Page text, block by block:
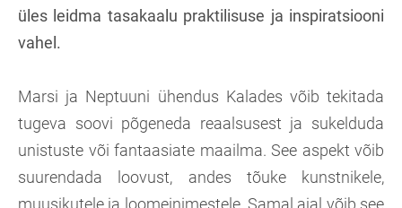
üles leidma tasakaalu praktilisuse ja inspiratsiooni
vahel.
Marsi ja Neptuuni ühendus Kalades võib tekitada
tugeva soovi põgeneda reaalsusest ja sukelduda
unistuste või fantaasiate maailma. See aspekt võib
suurendada loovust, andes tõuke kunstnikele,
muusikutele ja loomeinimestele. Samal ajal võib see